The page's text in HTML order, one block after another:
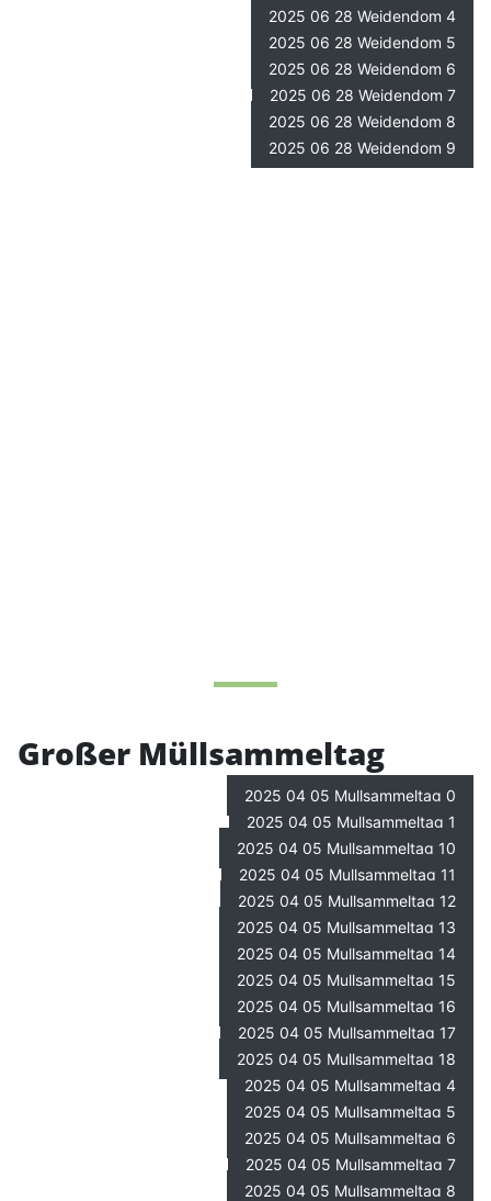
2025 06 28 Weidendom 4
2025 06 28 Weidendom 5
2025 06 28 Weidendom 6
2025 06 28 Weidendom 7
2025 06 28 Weidendom 8
2025 06 28 Weidendom 9
Großer Müllsammeltag
2025 04 05 Mullsammeltag 0
2025 04 05 Mullsammeltag 1
2025 04 05 Mullsammeltag 10
2025 04 05 Mullsammeltag 11
2025 04 05 Mullsammeltag 12
2025 04 05 Mullsammeltag 13
2025 04 05 Mullsammeltag 14
2025 04 05 Mullsammeltag 15
2025 04 05 Mullsammeltag 16
2025 04 05 Mullsammeltag 17
2025 04 05 Mullsammeltag 18
2025 04 05 Mullsammeltag 4
2025 04 05 Mullsammeltag 5
2025 04 05 Mullsammeltag 6
2025 04 05 Mullsammeltag 7
2025 04 05 Mullsammeltag 8